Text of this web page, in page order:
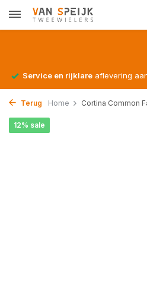
Service en rijklare aflevering
Terug Home Cortina Common
12% sale